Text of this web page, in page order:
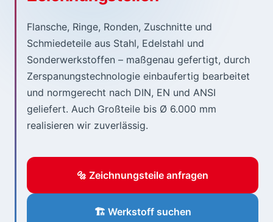
Flansche, Ringe, Ronden, Zuschnitte und
Schmiedeteile aus Stahl, Edelstahl und
Sonderwerkstoffen – maßgenau gefertigt, durch
Zerspanungstechnologie einbaufertig bearbeitet
und normgerecht nach DIN, EN und ANSI
geliefert. Auch Großteile bis Ø 6.000 mm
realisieren wir zuverlässig.
🔩 Zeichnungsteile anfragen
🏗️ Werkstoff suchen